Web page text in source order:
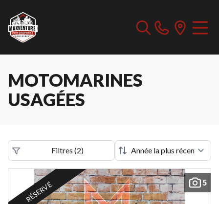
MOTOMARINES
USAGÉES
Filtres (2)
5
RÉSERVÉ